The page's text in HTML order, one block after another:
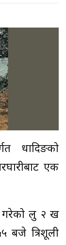
धादिङको
एक
गरेको लु २ ख
बजे त्रिशूली